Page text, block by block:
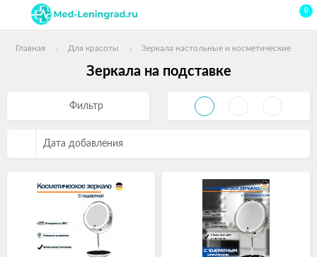
0
Главная Для красоты Зеркала настольные и косметические
Зеркала на подставке
Фильтр
Дата добавления